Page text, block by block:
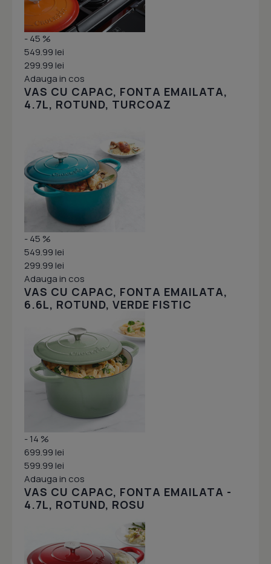
- 45 %
549.99 lei
299.99 lei
Adauga in cos
VAS CU CAPAC, FONTA EMAILATA,
4.7L, ROTUND, TURCOAZ
- 45 %
549.99 lei
299.99 lei
Adauga in cos
VAS CU CAPAC, FONTA EMAILATA,
6.6L, ROTUND, VERDE FISTIC
- 14 %
699.99 lei
599.99 lei
Adauga in cos
VAS CU CAPAC, FONTA EMAILATA -
4.7L, ROTUND, ROSU